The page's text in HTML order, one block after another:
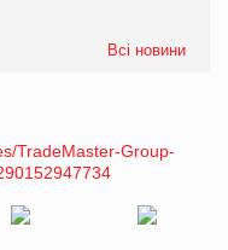
Всі новини